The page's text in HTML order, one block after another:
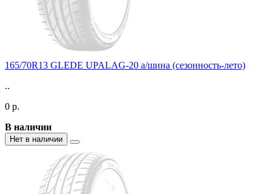
165/70R13 GLEDE UPALAG-20 а/шина (сезонность-лето)
..
0 р.
В наличии
Нет в наличии